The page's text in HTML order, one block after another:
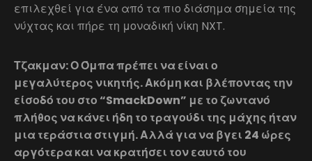
επιλεχθεί για ένα από τα πιο διάσημα σημεία της
νύχτας και πήρε τη μοναδική νίκη NXT.
Τζακμαν: Ο Όμπα πρέπει να είναι ο
μεγαλύτερος νικητής. Ακόμη και βλέποντας την
είσοδό του στο “SmackDown” με το ζωντανό
πλήθος να κάνει ήδη το τραγούδι της μάχης ήταν
μια τεράστια στιγμή. Αλλά για να βγει 24 ώρες
αργότερα και να κρατήσει τον εαυτό του